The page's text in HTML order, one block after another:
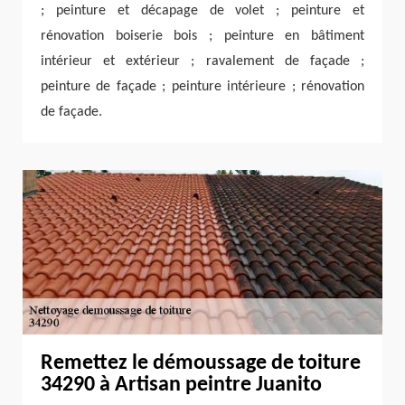
; peinture et décapage de volet ; peinture et
rénovation boiserie bois ; peinture en bâtiment
intérieur et extérieur ; ravalement de façade ;
peinture de façade ; peinture intérieure ; rénovation
de façade.
Remettez le démoussage de toiture
34290 à Artisan peintre Juanito